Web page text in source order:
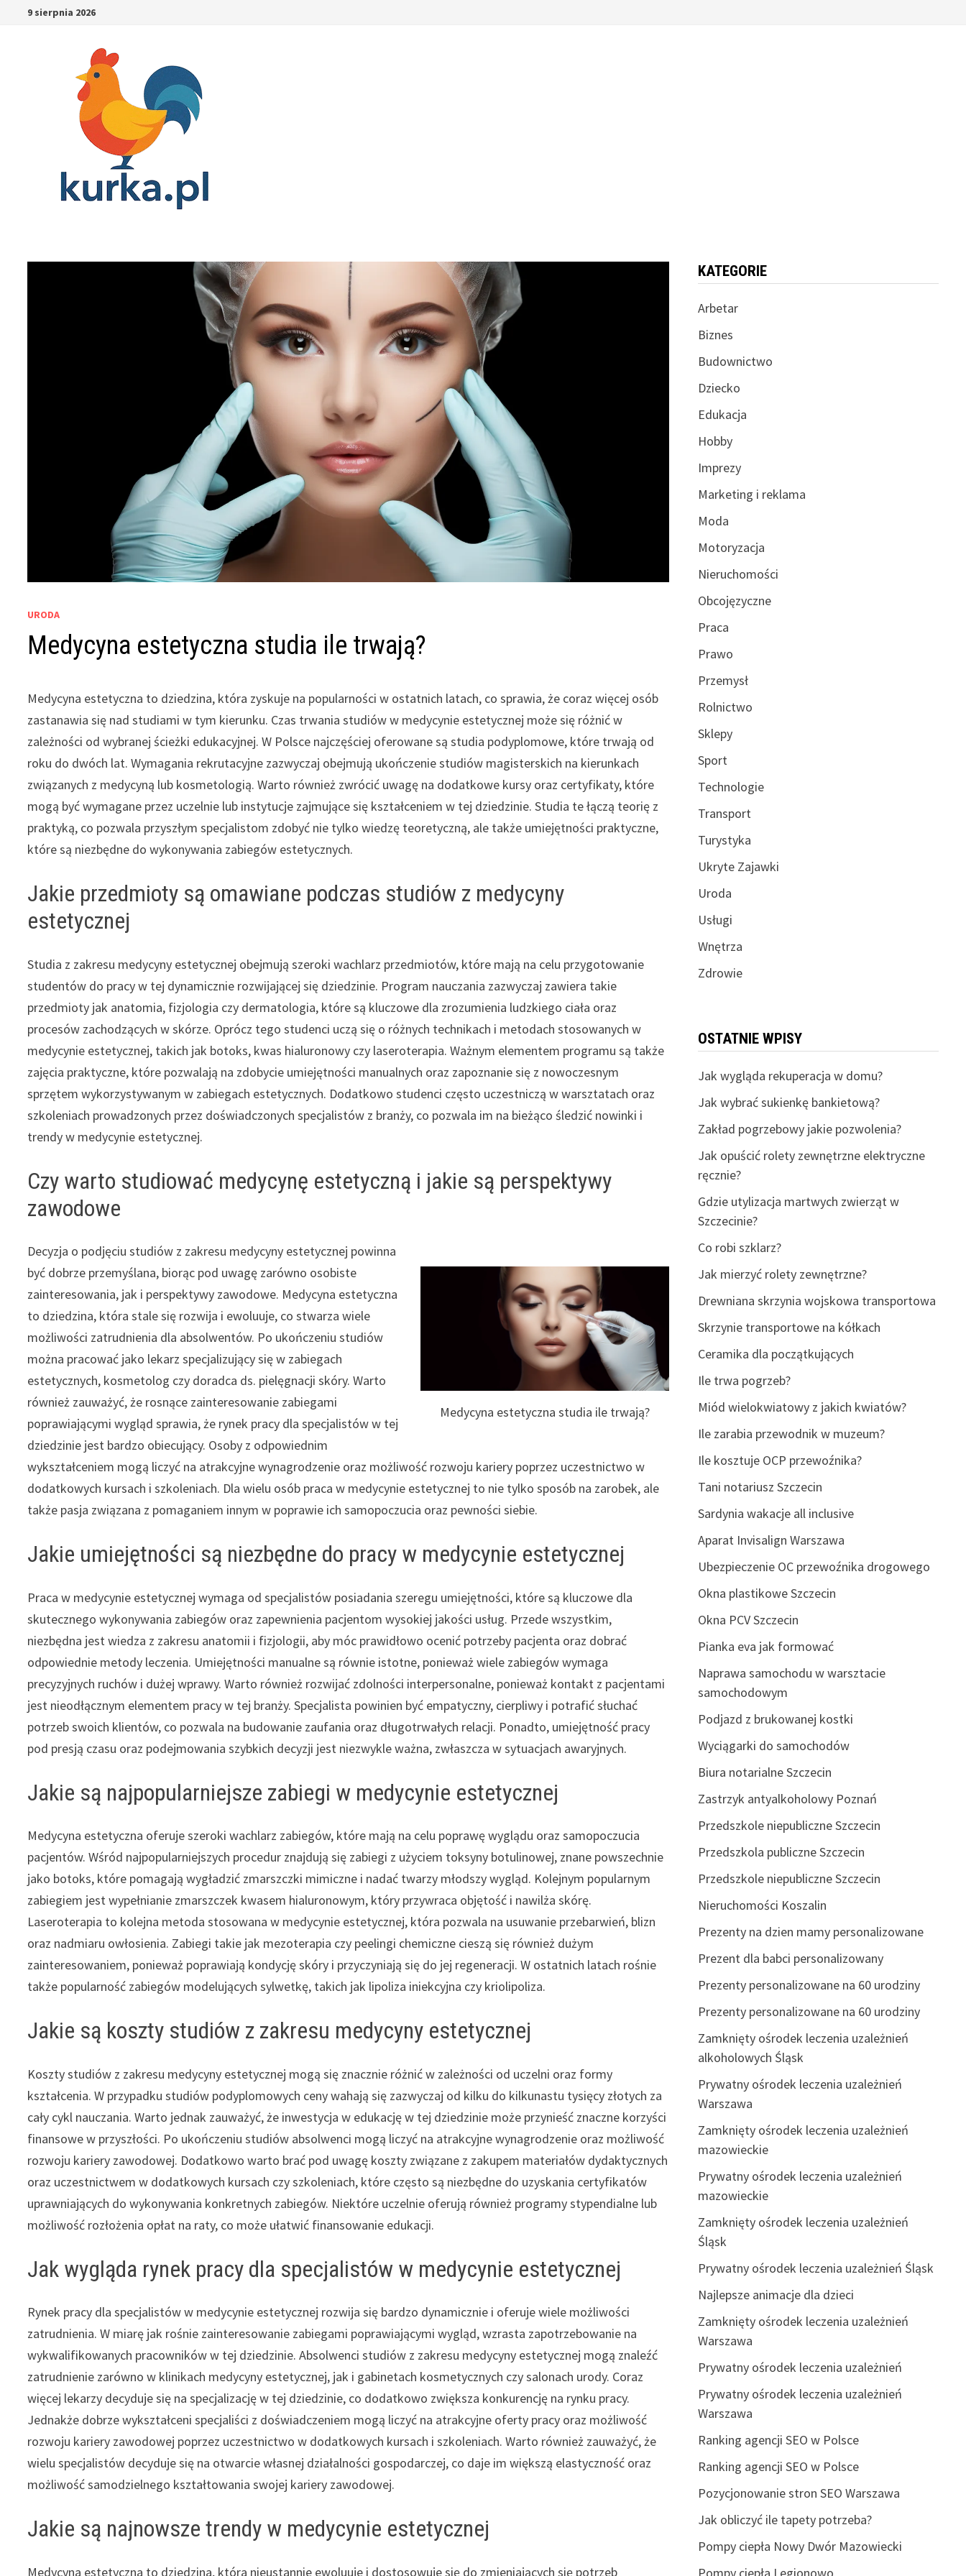
9 sierpnia 2026
URODA
Medycyna estetyczna studia ile trwają?
Medycyna estetyczna to dziedzina, która zyskuje na popularności w ostatnich latach, co sprawia, że coraz więcej osób
zastanawia się nad studiami w tym kierunku. Czas trwania studiów w medycynie estetycznej może się różnić w
zależności od wybranej ścieżki edukacyjnej. W Polsce najczęściej oferowane są studia podyplomowe, które trwają od
roku do dwóch lat. Wymagania rekrutacyjne zazwyczaj obejmują ukończenie studiów magisterskich na kierunkach
związanych z medycyną lub kosmetologią. Warto również zwrócić uwagę na dodatkowe kursy oraz certyfikaty, które
mogą być wymagane przez uczelnie lub instytucje zajmujące się kształceniem w tej dziedzinie. Studia te łączą teorię z
praktyką, co pozwala przyszłym specjalistom zdobyć nie tylko wiedzę teoretyczną, ale także umiejętności praktyczne,
które są niezbędne do wykonywania zabiegów estetycznych.
Jakie przedmioty są omawiane podczas studiów z medycyny
estetycznej
Studia z zakresu medycyny estetycznej obejmują szeroki wachlarz przedmiotów, które mają na celu przygotowanie
studentów do pracy w tej dynamicznie rozwijającej się dziedzinie. Program nauczania zazwyczaj zawiera takie
przedmioty jak anatomia, fizjologia czy dermatologia, które są kluczowe dla zrozumienia ludzkiego ciała oraz
procesów zachodzących w skórze. Oprócz tego studenci uczą się o różnych technikach i metodach stosowanych w
medycynie estetycznej, takich jak botoks, kwas hialuronowy czy laseroterapia. Ważnym elementem programu są także
zajęcia praktyczne, które pozwalają na zdobycie umiejętności manualnych oraz zapoznanie się z nowoczesnym
sprzętem wykorzystywanym w zabiegach estetycznych. Dodatkowo studenci często uczestniczą w warsztatach oraz
szkoleniach prowadzonych przez doświadczonych specjalistów z branży, co pozwala im na bieżąco śledzić nowinki i
trendy w medycynie estetycznej.
Czy warto studiować medycynę estetyczną i jakie są perspektywy
zawodowe
Medycyna estetyczna studia ile trwają?
Decyzja o podjęciu studiów z zakresu medycyny estetycznej powinna
być dobrze przemyślana, biorąc pod uwagę zarówno osobiste
zainteresowania, jak i perspektywy zawodowe. Medycyna estetyczna
to dziedzina, która stale się rozwija i ewoluuje, co stwarza wiele
możliwości zatrudnienia dla absolwentów. Po ukończeniu studiów
można pracować jako lekarz specjalizujący się w zabiegach
estetycznych, kosmetolog czy doradca ds. pielęgnacji skóry. Warto
również zauważyć, że rosnące zainteresowanie zabiegami
poprawiającymi wygląd sprawia, że rynek pracy dla specjalistów w tej
dziedzinie jest bardzo obiecujący. Osoby z odpowiednim
wykształceniem mogą liczyć na atrakcyjne wynagrodzenie oraz możliwość rozwoju kariery poprzez uczestnictwo w
dodatkowych kursach i szkoleniach. Dla wielu osób praca w medycynie estetycznej to nie tylko sposób na zarobek, ale
także pasja związana z pomaganiem innym w poprawie ich samopoczucia oraz pewności siebie.
Jakie umiejętności są niezbędne do pracy w medycynie estetycznej
Praca w medycynie estetycznej wymaga od specjalistów posiadania szeregu umiejętności, które są kluczowe dla
skutecznego wykonywania zabiegów oraz zapewnienia pacjentom wysokiej jakości usług. Przede wszystkim,
niezbędna jest wiedza z zakresu anatomii i fizjologii, aby móc prawidłowo ocenić potrzeby pacjenta oraz dobrać
odpowiednie metody leczenia. Umiejętności manualne są równie istotne, ponieważ wiele zabiegów wymaga
precyzyjnych ruchów i dużej wprawy. Warto również rozwijać zdolności interpersonalne, ponieważ kontakt z pacjentami
jest nieodłącznym elementem pracy w tej branży. Specjalista powinien być empatyczny, cierpliwy i potrafić słuchać
potrzeb swoich klientów, co pozwala na budowanie zaufania oraz długotrwałych relacji. Ponadto, umiejętność pracy
pod presją czasu oraz podejmowania szybkich decyzji jest niezwykle ważna, zwłaszcza w sytuacjach awaryjnych.
Jakie są najpopularniejsze zabiegi w medycynie estetycznej
Medycyna estetyczna oferuje szeroki wachlarz zabiegów, które mają na celu poprawę wyglądu oraz samopoczucia
pacjentów. Wśród najpopularniejszych procedur znajdują się zabiegi z użyciem toksyny botulinowej, znane powszechnie
jako botoks, które pomagają wygładzić zmarszczki mimiczne i nadać twarzy młodszy wygląd. Kolejnym popularnym
zabiegiem jest wypełnianie zmarszczek kwasem hialuronowym, który przywraca objętość i nawilża skórę.
Laseroterapia to kolejna metoda stosowana w medycynie estetycznej, która pozwala na usuwanie przebarwień, blizn
oraz nadmiaru owłosienia. Zabiegi takie jak mezoterapia czy peelingi chemiczne cieszą się również dużym
zainteresowaniem, ponieważ poprawiają kondycję skóry i przyczyniają się do jej regeneracji. W ostatnich latach rośnie
także popularność zabiegów modelujących sylwetkę, takich jak lipoliza iniekcyjna czy kriolipoliza.
Jakie są koszty studiów z zakresu medycyny estetycznej
Koszty studiów z zakresu medycyny estetycznej mogą się znacznie różnić w zależności od uczelni oraz formy
kształcenia. W przypadku studiów podyplomowych ceny wahają się zazwyczaj od kilku do kilkunastu tysięcy złotych za
cały cykl nauczania. Warto jednak zauważyć, że inwestycja w edukację w tej dziedzinie może przynieść znaczne korzyści
finansowe w przyszłości. Po ukończeniu studiów absolwenci mogą liczyć na atrakcyjne wynagrodzenie oraz możliwość
rozwoju kariery zawodowej. Dodatkowo warto brać pod uwagę koszty związane z zakupem materiałów dydaktycznych
oraz uczestnictwem w dodatkowych kursach czy szkoleniach, które często są niezbędne do uzyskania certyfikatów
uprawniających do wykonywania konkretnych zabiegów. Niektóre uczelnie oferują również programy stypendialne lub
możliwość rozłożenia opłat na raty, co może ułatwić finansowanie edukacji.
Jak wygląda rynek pracy dla specjalistów w medycynie estetycznej
Rynek pracy dla specjalistów w medycynie estetycznej rozwija się bardzo dynamicznie i oferuje wiele możliwości
zatrudnienia. W miarę jak rośnie zainteresowanie zabiegami poprawiającymi wygląd, wzrasta zapotrzebowanie na
wykwalifikowanych pracowników w tej dziedzinie. Absolwenci studiów z zakresu medycyny estetycznej mogą znaleźć
zatrudnienie zarówno w klinikach medycyny estetycznej, jak i gabinetach kosmetycznych czy salonach urody. Coraz
więcej lekarzy decyduje się na specjalizację w tej dziedzinie, co dodatkowo zwiększa konkurencję na rynku pracy.
Jednakże dobrze wykształceni specjaliści z doświadczeniem mogą liczyć na atrakcyjne oferty pracy oraz możliwość
rozwoju kariery zawodowej poprzez uczestnictwo w dodatkowych kursach i szkoleniach. Warto również zauważyć, że
wielu specjalistów decyduje się na otwarcie własnej działalności gospodarczej, co daje im większą elastyczność oraz
możliwość samodzielnego kształtowania swojej kariery zawodowej.
Jakie są najnowsze trendy w medycynie estetycznej
Medycyna estetyczna to dziedzina, która nieustannie ewoluuje i dostosowuje się do zmieniających się potrzeb
KATEGORIE
Arbetar
Biznes
Budownictwo
Dziecko
Edukacja
Hobby
Imprezy
Marketing i reklama
Moda
Motoryzacja
Nieruchomości
Obcojęzyczne
Praca
Prawo
Przemysł
Rolnictwo
Sklepy
Sport
Technologie
Transport
Turystyka
Ukryte Zajawki
Uroda
Usługi
Wnętrza
Zdrowie
OSTATNIE WPISY
Jak wygląda rekuperacja w domu?
Jak wybrać sukienkę bankietową?
Zakład pogrzebowy jakie pozwolenia?
Jak opuścić rolety zewnętrzne elektryczne
ręcznie?
Gdzie utylizacja martwych zwierząt w
Szczecinie?
Co robi szklarz?
Jak mierzyć rolety zewnętrzne?
Drewniana skrzynia wojskowa transportowa
Skrzynie transportowe na kółkach
Ceramika dla początkujących
Ile trwa pogrzeb?
Miód wielokwiatowy z jakich kwiatów?
Ile zarabia przewodnik w muzeum?
Ile kosztuje OCP przewoźnika?
Tani notariusz Szczecin
Sardynia wakacje all inclusive
Aparat Invisalign Warszawa
Ubezpieczenie OC przewoźnika drogowego
Okna plastikowe Szczecin
Okna PCV Szczecin
Pianka eva jak formować
Naprawa samochodu w warsztacie
samochodowym
Podjazd z brukowanej kostki
Wyciągarki do samochodów
Biura notarialne Szczecin
Zastrzyk antyalkoholowy Poznań
Przedszkole niepubliczne Szczecin
Przedszkola publiczne Szczecin
Przedszkole niepubliczne Szczecin
Nieruchomości Koszalin
Prezenty na dzien mamy personalizowane
Prezent dla babci personalizowany
Prezenty personalizowane na 60 urodziny
Prezenty personalizowane na 60 urodziny
Zamknięty ośrodek leczenia uzależnień
alkoholowych Śląsk
Prywatny ośrodek leczenia uzależnień
Warszawa
Zamknięty ośrodek leczenia uzależnień
mazowieckie
Prywatny ośrodek leczenia uzależnień
mazowieckie
Zamknięty ośrodek leczenia uzależnień
Śląsk
Prywatny ośrodek leczenia uzależnień Śląsk
Najlepsze animacje dla dzieci
Zamknięty ośrodek leczenia uzależnień
Warszawa
Prywatny ośrodek leczenia uzależnień
Prywatny ośrodek leczenia uzależnień
Warszawa
Ranking agencji SEO w Polsce
Ranking agencji SEO w Polsce
Pozycjonowanie stron SEO Warszawa
Jak obliczyć ile tapety potrzeba?
Pompy ciepła Nowy Dwór Mazowiecki